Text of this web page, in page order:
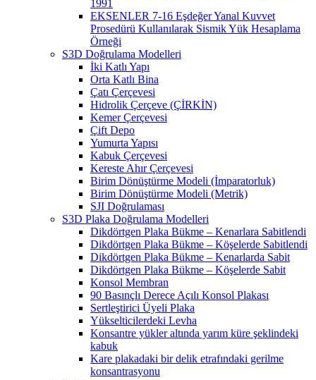
1991
EKSENLER 7-16 Eşdeğer Yanal Kuvvet
Prosedürü Kullanılarak Sismik Yük Hesaplama
Örneği
S3D Doğrulama Modelleri
İki Katlı Yapı
Orta Katlı Bina
Çatı Çerçevesi
Hidrolik Çerçeve (ÇİRKİN)
Kemer Çerçevesi
Çift Depo
Yumurta Yapısı
Kabuk Çerçevesi
Kereste Ahır Çerçevesi
Birim Dönüştürme Modeli (İmparatorluk)
Birim Dönüştürme Modeli (Metrik)
SJI Doğrulaması
S3D Plaka Doğrulama Modelleri
Dikdörtgen Plaka Bükme – Kenarlara Sabitlendi
Dikdörtgen Plaka Bükme – Köşelerde Sabitlendi
Dikdörtgen Plaka Bükme – Kenarlarda Sabit
Dikdörtgen Plaka Bükme – Köşelerde Sabit
Konsol Membran
90 Basınçlı Derece Açılı Konsol Plakası
Sertleştirici Üyeli Plaka
Yükselticilerdeki Levha
Konsantre yükler altında yarım küre şeklindeki
kabuk
Kare plakadaki bir delik etrafındaki gerilme
konsantrasyonu